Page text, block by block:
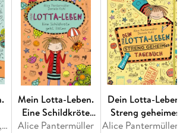
Der neue Band der internationalen
von Alice Pantermüller und Daniela Kohl
In gewohnter Gestaltung der "Mein Lotta-
Illustrationsanteil zum Selbstlesen
Leser geeignet - garantiert ein
leben. de/
Alice Pantermüller, Daniela Kohl
Mein Lotta-Leben.
Eine Schildkröte
geht flöten
Alice Pantermüller
Dein Lotta-Leben.
Streng geheimes
Tagebuch